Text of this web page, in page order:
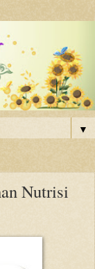
▼
Nutrisi